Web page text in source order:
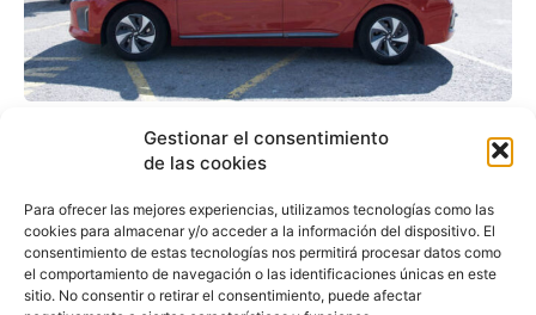
Gestionar el consentimiento
de las cookies
Para ofrecer las mejores experiencias, utilizamos tecnologías como las
cookies para almacenar y/o acceder a la información del dispositivo. El
consentimiento de estas tecnologías nos permitirá procesar datos como
el comportamiento de navegación o las identificaciones únicas en este
sitio. No consentir o retirar el consentimiento, puede afectar
Avancar y Hyundai
refuerzan su alianza por
la movilidad sostenible
en Barcelona